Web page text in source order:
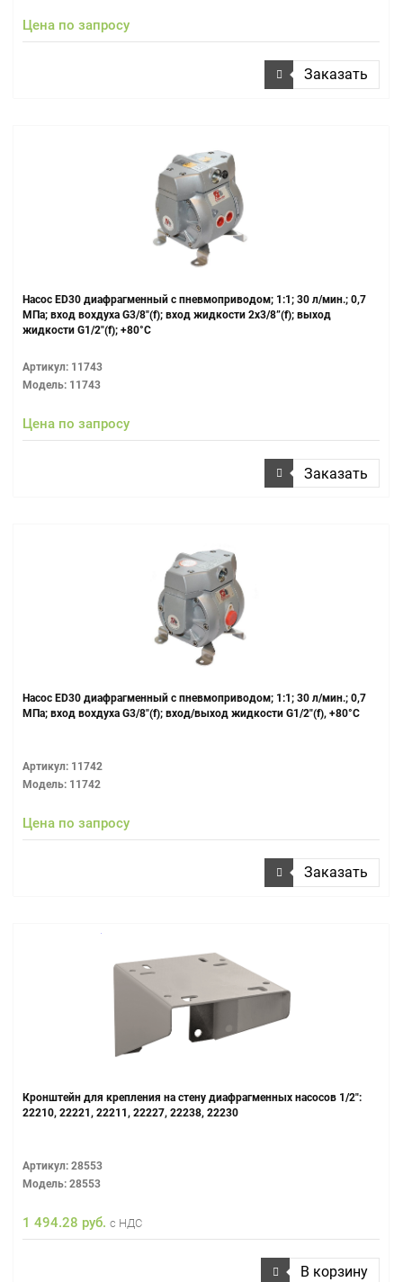
Цена по запросу
Заказать
Насос ED30 диафрагменный с пневмоприводом; 1:1; 30 л/мин.; 0,7
МПа; вход вохдуха G3/8"(f); вход жидкости 2x3/8”(f); выход
жидкости G1/2"(f); +80°С
Артикул: 11743
Модель: 11743
Цена по запросу
Заказать
Насос ED30 диафрагменный с пневмоприводом; 1:1; 30 л/мин.; 0,7
МПа; вход вохдуха G3/8"(f); вход/выход жидкости G1/2"(f), +80°С
Артикул: 11742
Модель: 11742
Цена по запросу
Заказать
Кронштейн для крепления на стену диафрагменных насосов 1/2":
22210, 22221, 22211, 22227, 22238, 22230
Артикул: 28553
Модель: 28553
1 494.28 руб. с НДС
В корзину